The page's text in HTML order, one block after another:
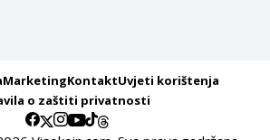
MarketingKontaktUvjeti korištenja
o zaštiti privatnosti